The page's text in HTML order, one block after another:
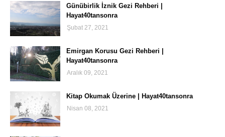
Günübirlik İznik Gezi Rehberi |
Hayat40tansonra
Şubat 27, 2021
Emirgan Korusu Gezi Rehberi |
Hayat40tansonra
Aralık 09, 2021
Kitap Okumak Üzerine | Hayat40tansonra
Nisan 08, 2021